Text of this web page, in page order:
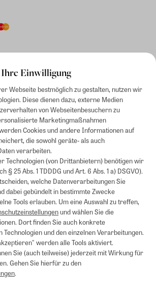
Einwilligung
Webseite bestmöglich zu gestalten, nutzen wir
Diese dienen dazu, externe Medien
von Webseitenbesuchern zu
Marketingmaßnahmen
Cookies und andere Informationen auf
die sowohl geräte- als auch
verarbeiten.
Technologien (von Drittanbietern) benötigen wir
§ 25 Abs. 1 TDDDG und Art. 6 Abs. 1 a) DSGVO).
welche Datenverarbeitungen Sie
dabei gebündelt in bestimmte Zwecke
Tools erlauben. Um eine Auswahl zu treffen,
und wählen Sie die
Dort finden Sie auch konkrete
und den einzelnen Verarbeitungen.
werden alle Tools aktiviert.
Sie (auch teilweise) jederzeit mit Wirkung für
Gehen Sie hierfür zu den
.